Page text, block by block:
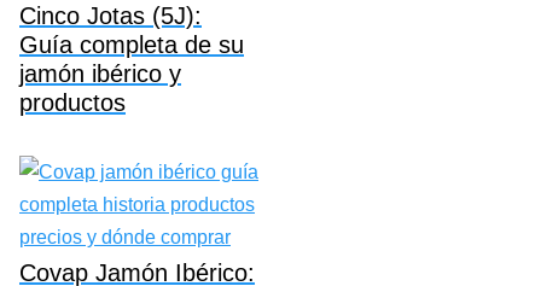
Cinco Jotas (5J):
Guía completa de su
jamón ibérico y
productos
Covap Jamón Ibérico: